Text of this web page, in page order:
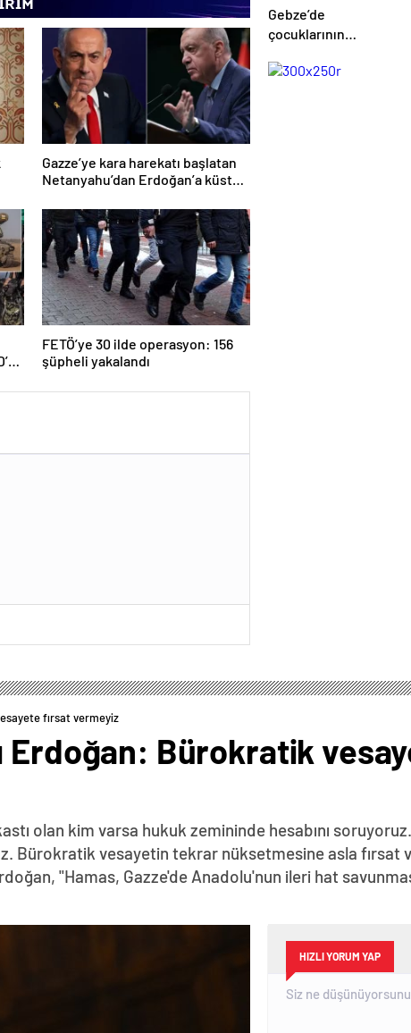
Gazze’ye kara harekatı başlatan
Netanyahu’dan Erdoğan’a küstah
FETÖ’ye 30 ilde operasyon: 156
şüpheli yakalandı
Gebze’de
çocuklarının
tokat atan sürücü
fırsat vermeyiz
Erdoğan: Bürokratik
olan kim varsa hukuk zemininde hesabını
Bürokratik vesayetin tekrar nüksetmesine asla fırsat
"Hamas, Gazze'de Anadolu'nun ileri hat
HIZLI YORUM YAP